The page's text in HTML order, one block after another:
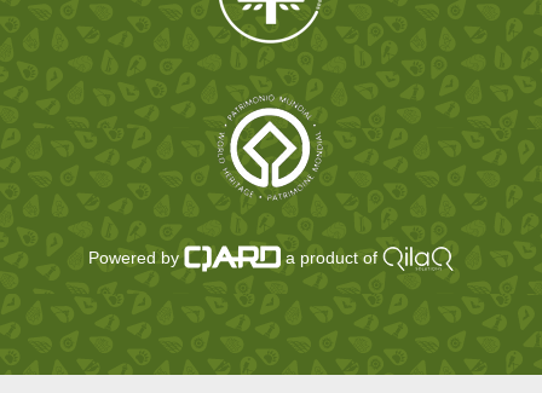
Powered by a product of